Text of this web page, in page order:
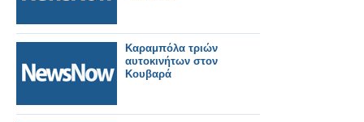
Καραμπόλα τριών
αυτοκινήτων στον
Κουβαρά